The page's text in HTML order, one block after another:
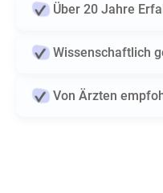
Über 20 Jahre
Wissenschaftlich
Von Ärzten